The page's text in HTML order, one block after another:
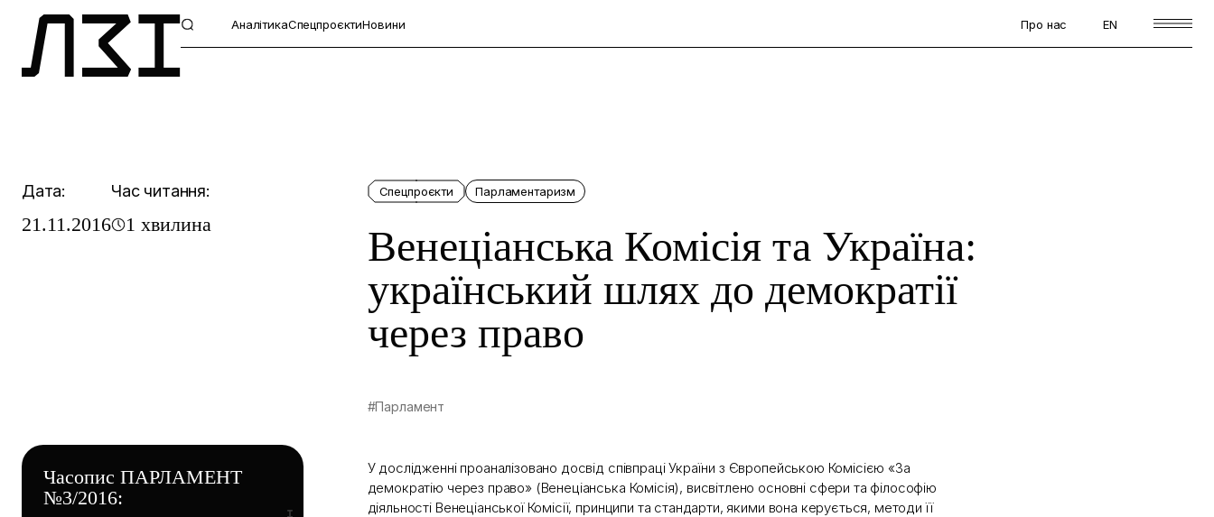
АналітикаСпецпроєктиНовини Про нас EN
Спецпроєкти Парламентаризм
Венеціанська Комісія та Україна:
український шлях до демократії
через право
#Парламент
Дата:
21.11.2016
Час читання:
1 хвилина
Часопис ПАРЛАМЕНТ
№3/2016:
У дослідженні проаналізовано досвід співпраці України з Європейською Комісією «За
демократію через право» (Венеціанська Комісія), висвітлено основні сфери та філософію
діяльності Венеціанської Комісії, принципи та стандарти, якими вона керується, методи її